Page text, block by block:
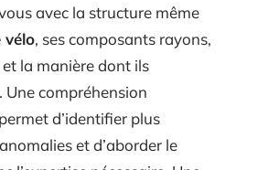
avec la structure même
vélo, ses composants rayons,
la manière dont ils
Une compréhension
d’identifier plus
et d’aborder le